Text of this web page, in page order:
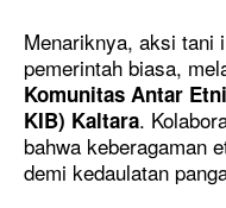
​Menariknya, aksi tani
pemerintah biasa,
Komunitas Antar
KIB) Kaltara.
bahwa keberagaman
demi kedaulatan